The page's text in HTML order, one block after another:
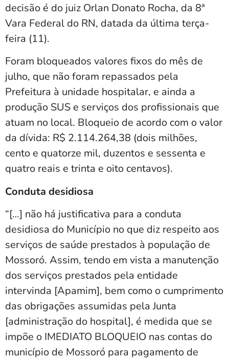
decisão é do juiz Orlan Donato Rocha, da 8ª
Vara Federal do RN, datada da última terça-
feira (11).
Foram bloqueados valores fixos do mês de
julho, que não foram repassados pela
Prefeitura à unidade hospitalar, e ainda a
produção SUS e serviços dos profissionais que
atuam no local. Bloqueio de acordo com o valor
da dívida: R$ 2.114.264,38 (dois milhões,
cento e quatorze mil, duzentos e sessenta e
quatro reais e trinta e oito centavos).
Conduta desidiosa
“[…] não há justificativa para a conduta
desidiosa do Município no que diz respeito aos
serviços de saúde prestados à população de
Mossoró. Assim, tendo em vista a manutenção
dos serviços prestados pela entidade
intervinda [Apamim], bem como o cumprimento
das obrigações assumidas pela Junta
[administração do hospital], é medida que se
impõe o IMEDIATO BLOQUEIO nas contas do
município de Mossoró para pagamento de